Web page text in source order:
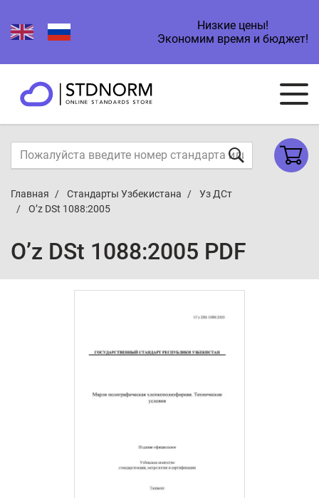
Низкие цены!
Экономим время и бюджет!
Главная Стандарты Узбекистана
Уз ДСт
O’z DSt 1088:2005
O’z DSt 1088:2005 PDF